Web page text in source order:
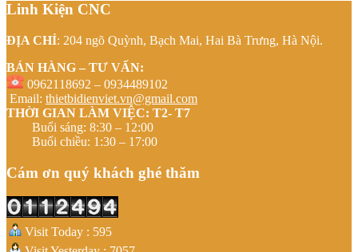
Linh Kiện CNC
ĐỊA CHỈ: 204 ngõ Quỳnh, Bạch Mai, Hai Bà Trưng, Hà Nội.
BÁN HÀNG – TƯ VẤN:
0962118692 – 0934489102
Email: thietbidienviet.vn@gmail.com
THỜI GIAN LÀM VIỆC: T2- T7
Buổi sáng: 8:30 – 12:00
Buổi chiều: 1:30 – 17:00
Cám ơn quý khách ghé thăm
Visit Today : 595